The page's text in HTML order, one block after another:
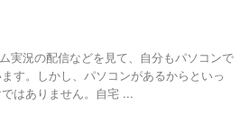
実況の配信などを見て、自分もパソコンで
す。しかし、パソコンがあるからといっ
はありません。自宅 ...